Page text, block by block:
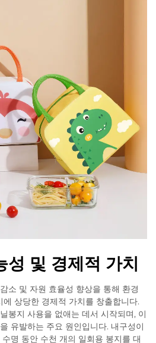
성 및 경제적 가치
소 및 자원 효율성 향상을 통해 환경
상당한 경제적 가치를 창출합니다.
봉지 사용을 없애는 데서 시작되며, 이
유발하는 주요 원인입니다. 내구성이
명 동안 수천 개의 일회용 봉지를 대